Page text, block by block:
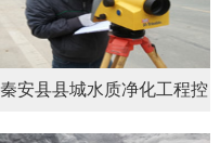
秦安县县城水质净化工程控
制测量